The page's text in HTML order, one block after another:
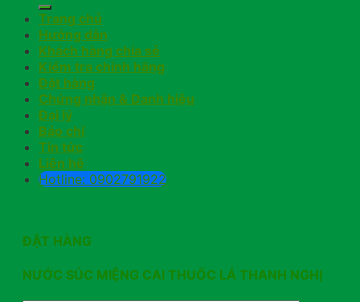
Trang chủ
Hướng dẫn
Khách hàng chia sẻ
Kiểm tra chính hãng
Đặt hàng
Chứng nhận & Danh hiệu
Đại lý
Báo chí
Tin tức
Liên hệ
Hotline: 0902791922
ĐẶT HÀNG
NƯỚC SÚC MIỆNG CAI THUỐC LÁ THANH NGHỊ